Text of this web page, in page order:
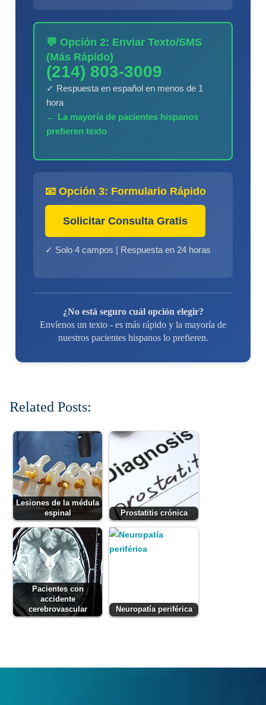
💬 Opción 2: Enviar Texto/SMS
(Más Rápido)
(214) 803-3009
✓ Respuesta en español en menos de 1
hora
← La mayoría de pacientes hispanos
prefieren texto
📧 Opción 3: Formulario Rápido
Solicitar Consulta Gratis
✓ Solo 4 campos | Respuesta en 24 horas
¿No está seguro cuál opción elegir?
Envíenos un texto - es más rápido y la mayoría de
nuestros pacientes hispanos lo prefieren.
Related Posts:
Lesiones de la médula
espinal
Prostatitis crónica
Pacientes con
accidente
cerebrovascular
Neuropatía periférica